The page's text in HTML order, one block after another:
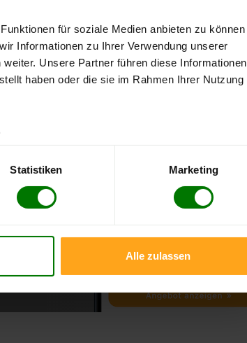
für soziale Medien anbieten zu können
Informationen zu Ihrer Verwendung unserer
Unsere Partner führen diese Informationen
haben oder die sie im Rahmen Ihrer Nutzung
Statistiken Marketing
Alle zulassen